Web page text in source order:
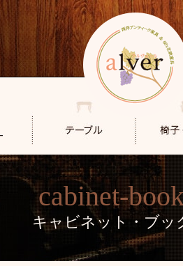
cabinet-
キャビネット・ブッ